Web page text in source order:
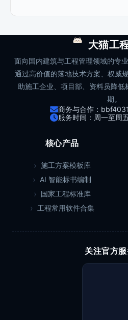
大猫工
面向国内建筑与工程管理领域的专
通过高价值的落地技术方案、权威
助施工企业、项目部、资料员降
期。
商务与合作：
服务时间：周一至周
核心产品
施工方案模板库
AI 智能标书编制
国家工程标准库
工程常用软件合集
关注官方